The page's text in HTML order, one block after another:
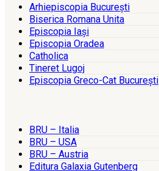
Arhiepiscopia Bucureşti
Biserica Romana Unita
Episcopia Iaşi
Episcopia Oradea
Catholica
Tineret Lugoj
Episcopia Greco-Cat Bucureşti
BRU – Italia
BRU – USA
BRU – Austria
Editura Galaxia Gutenberg